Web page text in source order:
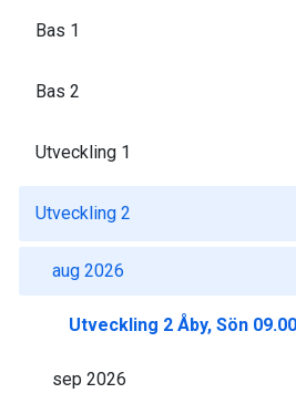
Bas 1
Bas 2
Utveckling 1
Utveckling 2
aug 2026
Utveckling 2 Åby, Sön
sep 2026